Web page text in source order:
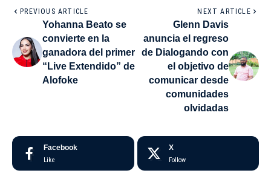
PREVIOUS ARTICLE
Yohanna Beato se
convierte en la
ganadora del primer
“Live Extendido” de
Alofoke
NEXT ARTICLE
Glenn Davis
anuncia el regreso
de Dialogando con
el objetivo de
comunicar desde
comunidades
olvidadas
Facebook
Like
X
Follow